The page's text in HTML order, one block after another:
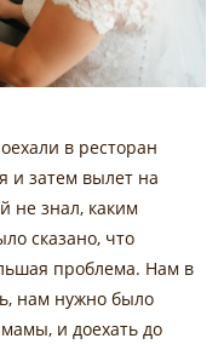
в ресторан
и затем вылет на
не знал, каким
сказано, что
проблема. Нам в
нам нужно было
и доехать до